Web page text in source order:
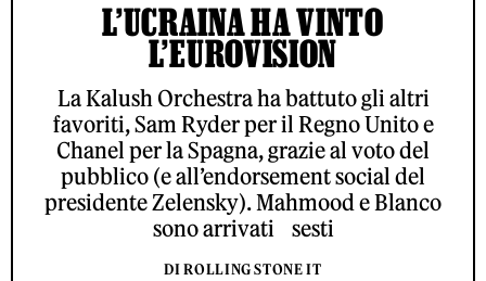
L’UCRAINA HA VINTO
L’EUROVISION
La Kalush Orchestra ha battuto gli altri
favoriti, Sam Ryder per il Regno Unito e
Chanel per la Spagna, grazie al voto del
pubblico (e all’endorsement social del
presidente Zelensky). Mahmood e Blanco
sono arrivati sesti
DI ROLLING STONE IT